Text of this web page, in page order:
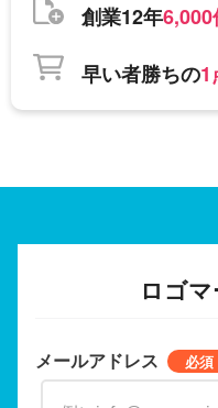
創業12年
早い者勝ちの1
ロゴ
メールアドレス